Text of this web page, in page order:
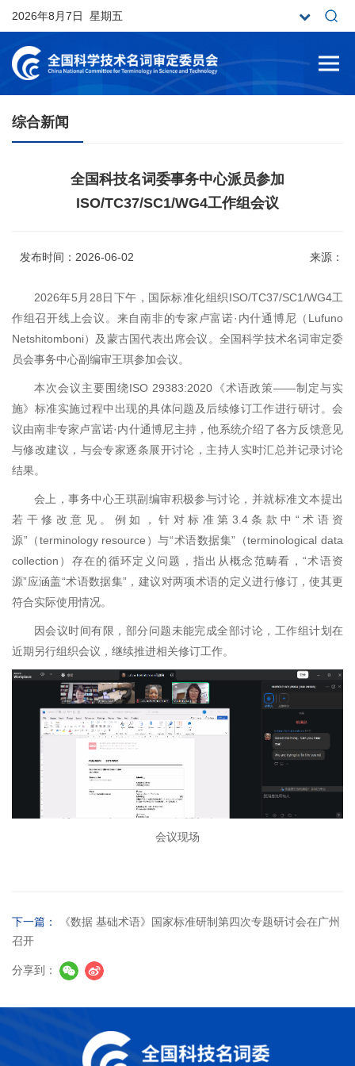
2026年8月7日 星期五
综合新闻
全国科技名词委事务中心派员参加
ISO/TC37/SC1/WG4工作组会议
发布时间：2026-06-02 来源：
2026年5月28日下午，国际标准化组织ISO/TC37/SC1/WG4工
作组召开线上会议。来自南非的专家卢富诺·内什通博尼（Lufuno
Netshitomboni）及蒙古国代表出席会议。全国科学技术名词审定委
员会事务中心副编审王琪参加会议。
本次会议主要围绕ISO 29383:2020《术语政策——制定与实
施》标准实施过程中出现的具体问题及后续修订工作进行研讨。会
议由南非专家卢富诺·内什通博尼主持，他系统介绍了各方反馈意见
与修改建议，与会专家逐条展开讨论，主持人实时汇总并记录讨论
结果。
会上，事务中心王琪副编审积极参与讨论，并就标准文本提出
若干修改意见。例如，针对标准第3.4条款中“术语资
源”（terminology resource）与“术语数据集”（terminological data
collection）存在的循环定义问题，指出从概念范畴看，“术语资
源”应涵盖“术语数据集”，建议对两项术语的定义进行修订，使其更
符合实际使用情况。
因会议时间有限，部分问题未能完成全部讨论，工作组计划在
近期另行组织会议，继续推进相关修订工作。
会议现场
下一篇：
《数据 基础术语》国家标准研制第四次专题研讨会在广州
召开
分享到：